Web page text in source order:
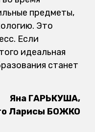
предметы,
Это
Если
идеальная
станет
Яна ГАРЬКУША,
Ларисы БОЖКО